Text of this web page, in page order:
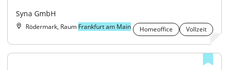
Syna GmbH
Rödermark, Raum Frankfurt am Main Homeoffice Vollzeit